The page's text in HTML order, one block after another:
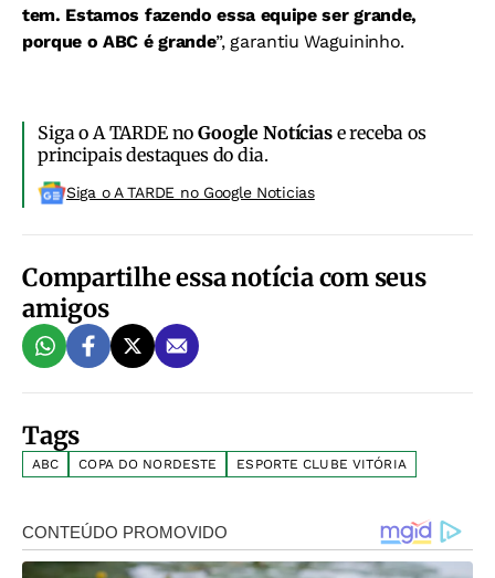
tem. Estamos fazendo essa equipe ser grande,
porque o ABC é grande”, garantiu Waguininho.
Siga o A TARDE noGoogle Notíciase receba os
principais destaques do dia.
Siga o A TARDE no Google Noticias
Compartilhe essa notícia com seus
amigos
Tags
ABC COPA DO NORDESTE ESPORTE CLUBE VITÓRIA